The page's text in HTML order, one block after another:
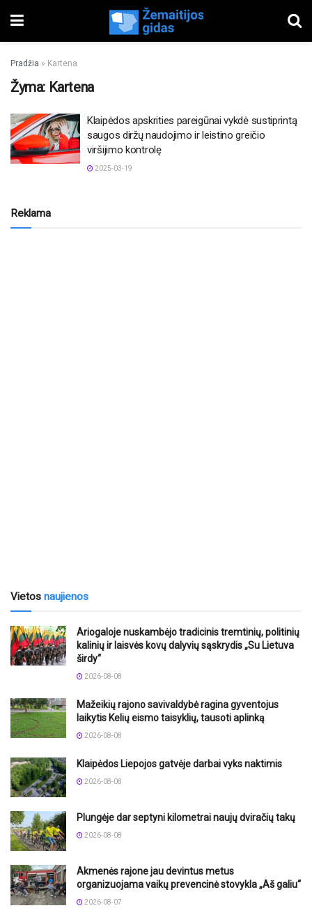
Pradžia » Kartena
Žyma: Kartena
Klaipėdos apskrities pareigūnai vykdė sustiprintą
saugos diržų naudojimo ir leistino greičio
viršijimo kontrolę
2025-03-19
Reklama
Vietos naujienos
Ariogaloje nuskambėjo tradicinis tremtinių, politinių
kalinių ir laisvės kovų dalyvių sąskrydis „Su Lietuva
širdy“
2026-08-08
Mažeikių rajono savivaldybė ragina gyventojus
laikytis Kelių eismo taisyklių, tausoti aplinką
2026-08-08
Klaipėdos Liepojos gatvėje darbai vyks naktimis
2026-08-08
Plungėje dar septyni kilometrai naujų dviračių takų
2026-08-08
Akmenės rajone jau devintus metus
organizuojama vaikų prevencinė stovykla „Aš galiu“
2026-08-07